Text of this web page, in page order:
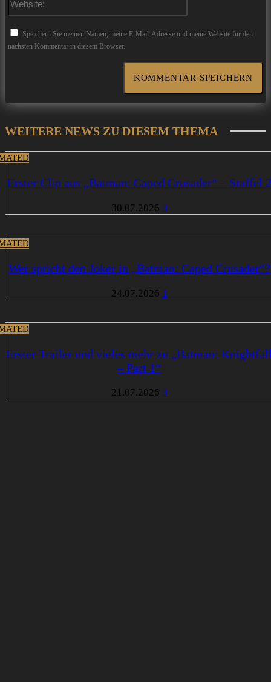
Speichern Sie meinen Namen, meine E-Mail-Adresse und meine Website für den
nächsten Kommentar in diesem Browser.
WEITERE NEWS ZU DIESEM THEMA
Erster Clip aus „Batman: Caped Crusader“ – Staffel 2
30.07.2026 3
Wer spricht den Joker in „Batman: Caped Crusader“?
24.07.2026 1
Erster Trailer und vieles mehr zu „Batman:
– Part 1“
21.07.2026 3